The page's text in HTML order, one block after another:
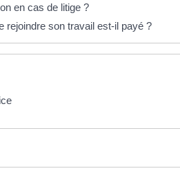
en cas de litige ?
rejoindre son travail est-il payé ?